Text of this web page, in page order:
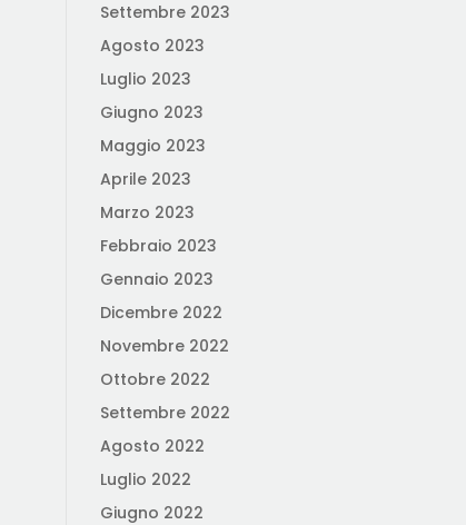
Settembre 2023
Agosto 2023
Luglio 2023
Giugno 2023
Maggio 2023
Aprile 2023
Marzo 2023
Febbraio 2023
Gennaio 2023
Dicembre 2022
Novembre 2022
Ottobre 2022
Settembre 2022
Agosto 2022
Luglio 2022
Giugno 2022